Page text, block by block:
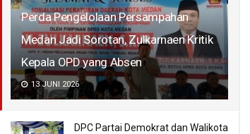
Perda Pengelolaan Persampahan
Medan Jadi Sorotan, Zulkarnaen Kritik
Kepala OPD yang Absen
13 JUNI 2026
DPC Partai Demokrat dan Walikota